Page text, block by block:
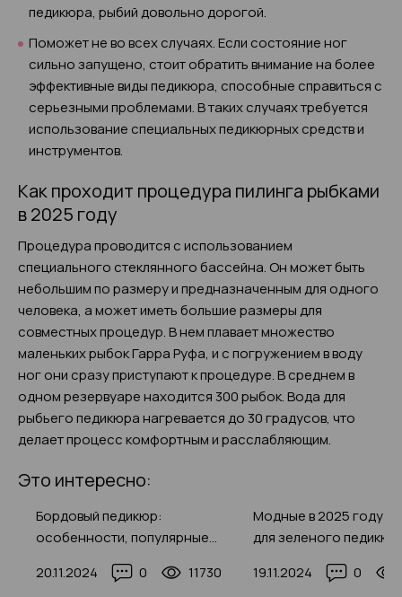
педикюра, рыбий довольно дорогой.
Поможет не во всех случаях. Если состояние ног
сильно запущено, стоит обратить внимание на более
эффективные виды педикюра, способные справиться с
серьезными проблемами. В таких случаях требуется
использование специальных педикюрных средств и
инструментов.
Как проходит процедура пилинга рыбками
в 2025 году
Процедура проводится с использованием
специального стеклянного бассейна. Он может быть
небольшим по размеру и предназначенным для одного
человека, а может иметь большие размеры для
совместных процедур. В нем плавает множество
маленьких рыбок Гарра Руфа, и с погружением в воду
ног они сразу приступают к процедуре. В среднем в
одном резервуаре находится 300 рыбок. Вода для
рыбьего педикюра нагревается до 30 градусов, что
делает процесс комфортным и расслабляющим.
Это интересно:
Бордовый педикюр:
особенности, популярные
года, фото
20.11.2024 0 11730
Модные в 2025 году
для зеленого
19.11.2024 0